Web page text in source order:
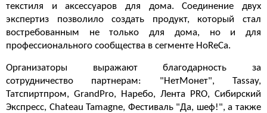
текстиля и аксессуаров для дома. Соединение двух
экспертиз позволило создать продукт, который стал
востребованным не только для дома, но и для
профессионального сообщества в сегменте HoReCa.
Организаторы выражают благодарность за
сотрудничество партнерам: "НетМонет", Tassay,
Татспиртпром, GrandPro, Наребо, Лента PRO, Сибирский
Экспресс, Chateau Tamagne, Фестиваль "Да, шеф!", а также